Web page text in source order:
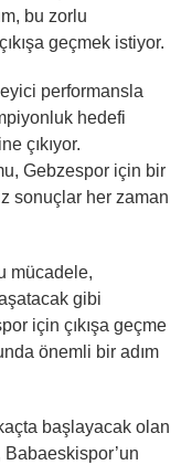
bu zorlu
geçmek istiyor.
performansla
hedefi
çıkıyor.
Gebzespor için bir
sonuçlar her zaman
mücadele,
gibi
için çıkışa geçme
önemli bir adım
başlayacak olan